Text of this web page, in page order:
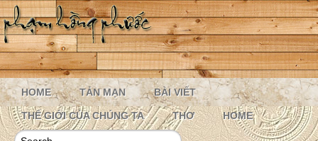
HOME TẢN MẠN BÀI VIẾT
THẾ GIỚI CỦA CHÚNG TA THƠ HOME